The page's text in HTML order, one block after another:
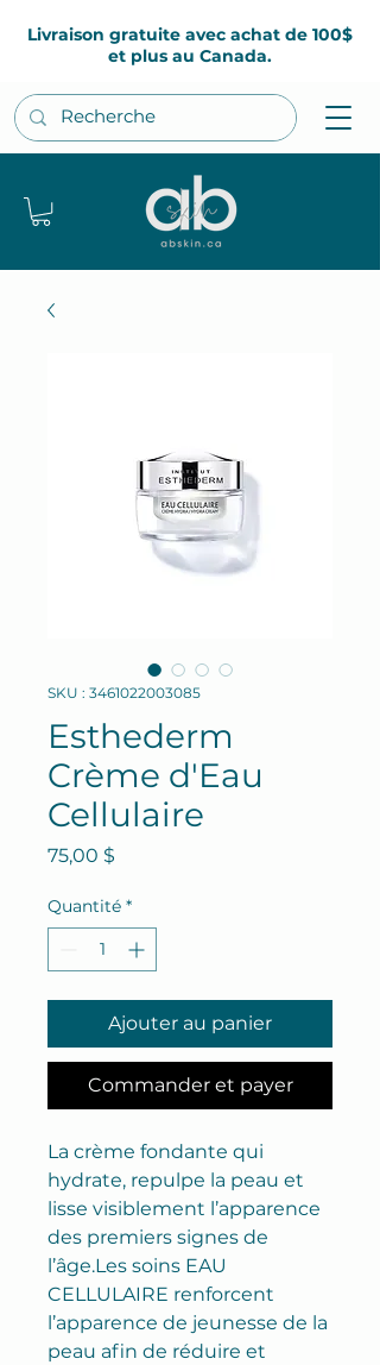
Livraison gratuite avec achat de 100$
et plus au Canada.
SKU : 3461022003085
Esthederm
Crème d'Eau
Cellulaire
75,00 $
Quantité *
Ajouter au panier
Commander et payer
La crème fondante qui
hydrate, repulpe la peau et
lisse visiblement l’apparence
des premiers signes de
l’âge.Les soins EAU
CELLULAIRE renforcent
l’apparence de jeunesse de la
peau afin de réduire et